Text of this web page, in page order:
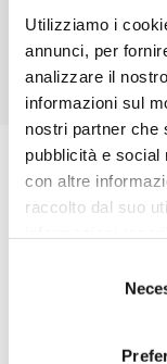
Utilizziamo i
annunci, per
analizzare il
informazioni sul
nostri partner che
pubblicità e social
con altre
raccolto dal suo
Scopri di più sui
DUE
Abbiamo
funzionali alle
lavoro congiunto